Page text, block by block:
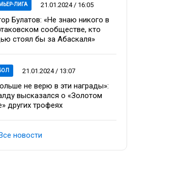
ЛИГА 21.01.2024 / 16:05
Булатов: «Не знаю никого в
сообществе, кто
стоял бы за Абаскаля»
21.01.2024 / 13:07
не верю в эти награды»:
высказался о «Золотом
других трофеях
новости